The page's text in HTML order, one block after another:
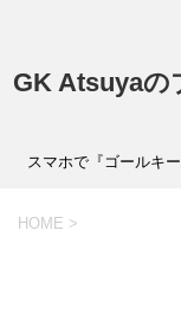
GK Atsuyaの
スマホで『ゴールキ
HOME >